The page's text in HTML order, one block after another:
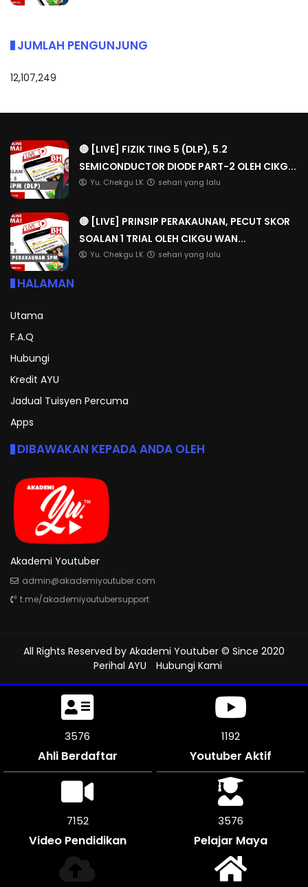
JUMLAH PENGUNJUNG
12,107,249
🔴 [LIVE] FIZIK TING 5 (DLP), 5.2
SEMICONDUCTOR DIODE PART-2 OLEH CIKG...
Yu. Chekgu LK sehari yang lalu
🔴 [LIVE] PRINSIP PERAKAUNAN, PECUT SKOR
SOALAN 1 TRIAL OLEH CIKGU WAN...
Yu. Chekgu LK sehari yang lalu
HALAMAN
Utama
F.A.Q
Hubungi
Kredit AYU
Jadual Tuisyen Percuma
Apps
DIBAWAKAN KEPADA ANDA OLEH
Akademi Youtuber
admin@akademiyoutuber.com
t.me/akademiyoutubersupport
All Rights Reserved by Akademi Youtuber © Since 2020
Perihal AYU
Hubungi Kami
3900
Ahli Berdaftar
1299
Youtuber Aktif
7794
Video Pendidikan
3897
Pelajar Maya